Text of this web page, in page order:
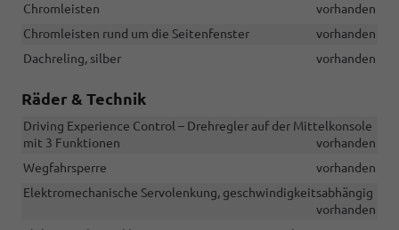
Chromleisten
vorhanden
Chromleisten rund um die Seitenfenster
vorhanden
Dachreling, silber
vorhanden
Räder & Technik
Driving Experience Control – Drehregler auf der Mittelkonsole
mit 3 Funktionen
vorhanden
Wegfahrsperre
vorhanden
Elektromechanische Servolenkung, geschwindigkeitsabhängig
vorhanden